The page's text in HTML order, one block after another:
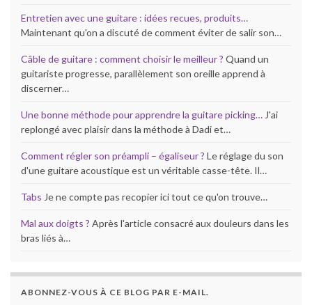
Entretien avec une guitare : idées recues, produits…
Maintenant qu'on a discuté de comment éviter de salir son…
Câble de guitare : comment choisir le meilleur ? Quand un
guitariste progresse, parallèlement son oreille apprend à
discerner…
Une bonne méthode pour apprendre la guitare picking…J'ai
replongé avec plaisir dans la méthode à Dadi et…
Comment régler son préampli – égaliseur ? Le réglage du son
d'une guitare acoustique est un véritable casse-tête. Il…
Tabs Je ne compte pas recopier ici tout ce qu'on trouve…
Mal aux doigts ? Après l'article consacré aux douleurs dans les
bras liés à…
ABONNEZ-VOUS À CE BLOG PAR E-MAIL.